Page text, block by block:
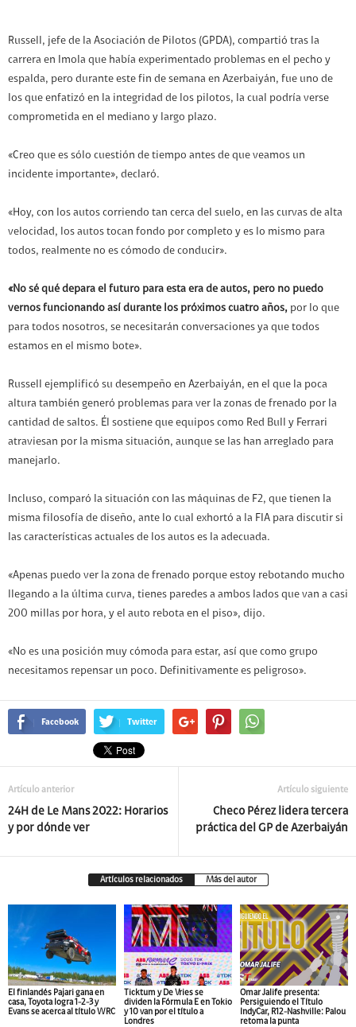
Russell, jefe de la Asociación de Pilotos (GPDA), compartió tras la
carrera en Imola que había experimentado problemas en el pecho y
espalda, pero durante este fin de semana en Azerbaiyán, fue uno de
los que enfatizó en la integridad de los pilotos, la cual podría verse
comprometida en el mediano y largo plazo.
«Creo que es sólo cuestión de tiempo antes de que veamos un
incidente importante», declaró.
«Hoy, con los autos corriendo tan cerca del suelo, en las curvas de alta
velocidad, los autos tocan fondo por completo y es lo mismo para
todos, realmente no es cómodo de conducir».
«No sé qué depara el futuro para esta era de autos, pero no puedo
vernos funcionando así durante los próximos cuatro años, por lo que
para todos nosotros, se necesitarán conversaciones ya que todos
estamos en el mismo bote».
Russell ejemplificó su desempeño en Azerbaiyán, en el que la poca
altura también generó problemas para ver la zonas de frenado por la
cantidad de saltos. Él sostiene que equipos como Red Bull y Ferrari
atraviesan por la misma situación, aunque se las han arreglado para
manejarlo.
Incluso, comparó la situación con las máquinas de F2, que tienen la
misma filosofía de diseño, ante lo cual exhortó a la FIA para discutir si
las características actuales de los autos es la adecuada.
«Apenas puedo ver la zona de frenado porque estoy rebotando mucho
llegando a la última curva, tienes paredes a ambos lados que van a casi
200 millas por hora, y el auto rebota en el piso», dijo.
«No es una posición muy cómoda para estar, así que como grupo
necesitamos repensar un poco. Definitivamente es peligroso».
Facebook Twitter
Artículo anterior
24H de Le Mans 2022: Horarios
y por dónde ver
Artículo siguiente
Checo Pérez lidera tercera
práctica del GP de Azerbaiyán
Artículos relacionados Más del autor
El finlandés Pajari gana en
casa, Toyota logra 1-2-3 y
Evans se acerca al título WRC
Ticktum y De Vries se
dividen la Fórmula E en Tokio
y 10 van por el título a
Londres
Omar Jalife presenta:
Persiguiendo el Título
IndyCar, R12-Nashville: Palou
retoma la punta